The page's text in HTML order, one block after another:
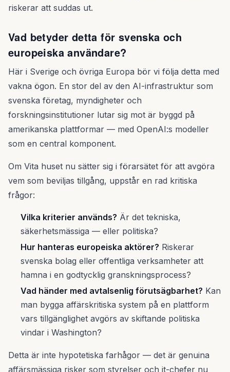
riskerar att suddas ut.
Vad betyder detta för svenska och
europeiska användare?
Här i Sverige och övriga Europa bör vi följa detta med
vakna ögon. En stor del av den AI-infrastruktur som
svenska företag, myndigheter och
forskningsinstitutioner lutar sig mot är byggd på
amerikanska plattformar — med OpenAI:s modeller
som en central komponent.
Om Vita huset nu sätter sig i förarsätet för att avgöra
vem som beviljas tillgång, uppstår en rad kritiska
frågor:
Vilka kriterier används? Är det tekniska,
säkerhetsmässiga — eller politiska?
Hur hanteras europeiska aktörer? Riskerar
svenska bolag eller offentliga verksamheter att
hamna i en godtycklig granskningsprocess?
Vad händer med avtalsenlig förutsägbarhet? Kan
man bygga affärskritiska system på en plattform
vars tillgänglighet avgörs av skiftande politiska
vindar i Washington?
Detta är inte hypotetiska farhågor — det är genuina
affärsmässiga risker som styrelser och it-chefer nu